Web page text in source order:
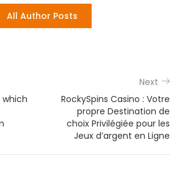
All Author Posts
which
Next
RockySpins Casino : Votre
propre Destination de
choix Privilégiée pour les
Jeux d’argent en Ligne